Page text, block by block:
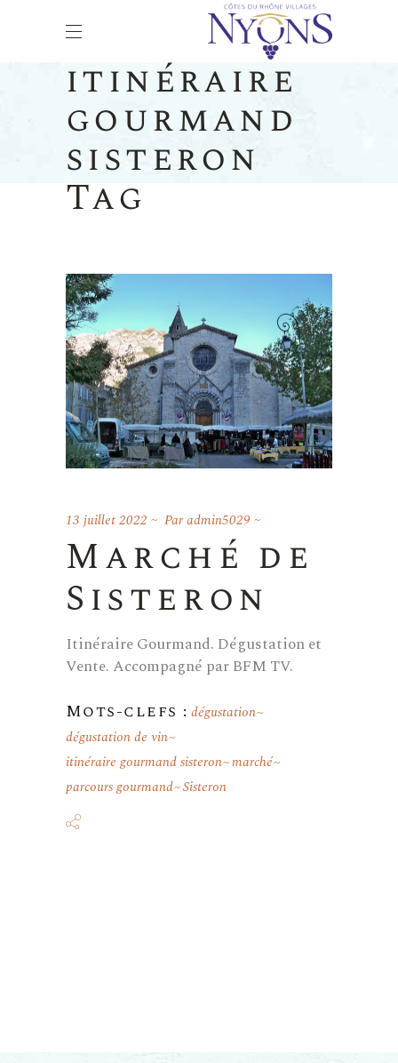
itinéraire
gourmand
sisteron
Tag
13 juillet 2022 Paradmin5029
Marché de
Sisteron
Itinéraire Gourmand. Dégustation et
Vente. Accompagné par BFM TV.
Mots-clefs : dégustation
dégustation de vin
itinéraire gourmand sisteron marché
parcours gourmand Sisteron